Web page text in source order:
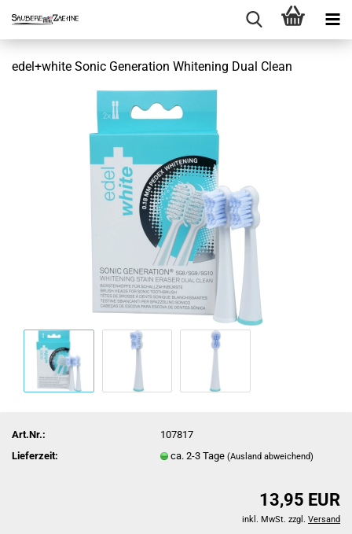
edel+white Sonic Generation Whitening Dual Clean
Art.Nr.:
107817
Lieferzeit:
ca. 2-3 Tage(Ausland abweichend)
13,95 EUR
inkl. MwSt. zzgl. Versand